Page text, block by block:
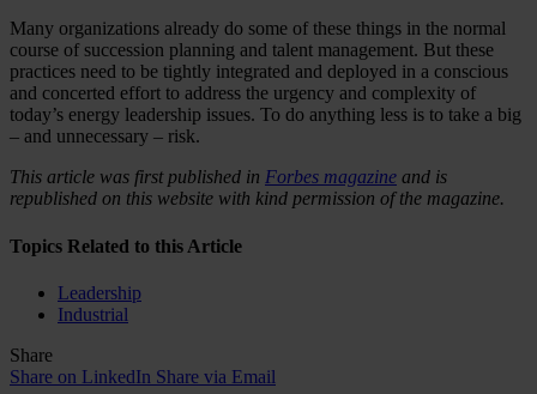
Many organizations already do some of these things in the normal
course of succession planning and talent management. But these
practices need to be tightly integrated and deployed in a conscious
and concerted effort to address the urgency and complexity of
today’s energy leadership issues. To do anything less is to take a big
– and unnecessary – risk.
This article was first published in Forbes magazine and is
republished on this website with kind permission of the magazine.
Topics Related to this Article
Leadership
Industrial
Share
Share on LinkedIn Share via Email